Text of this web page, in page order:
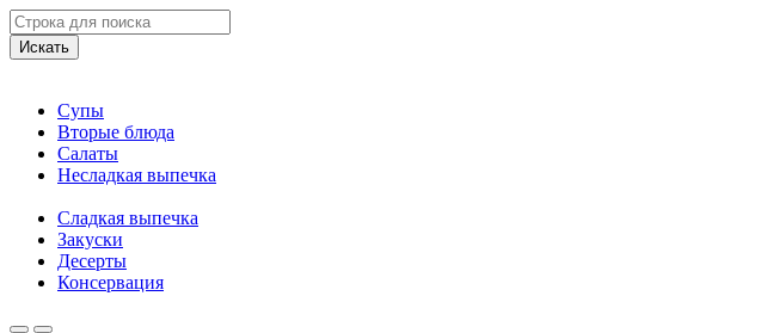
Искать
Супы
Вторые блюда
Салаты
Несладкая выпечка
Сладкая выпечка
Закуски
Десерты
Консервация